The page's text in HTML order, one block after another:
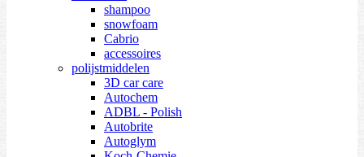
shampoo
snowfoam
Cabrio
accessoires
polijstmiddelen
3D car care
Autochem
ADBL - Polish
Autobrite
Autoglym